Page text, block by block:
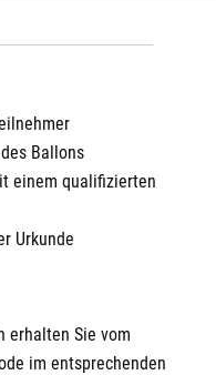
Ballons
einem qualifizierten
Urkunde
erhalten Sie vom
im entsprechenden